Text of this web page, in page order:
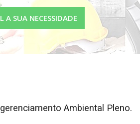
A SUA NECESSIDADE
Ambiental Pleno.